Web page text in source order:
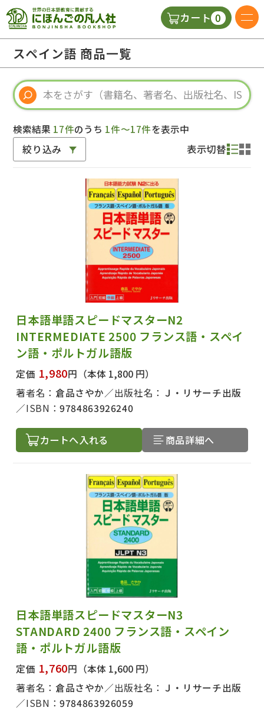
カート 0
視聴覚・補助教材
教師用参考書
スペイン語 商品一覧
検索結果 17件のうち 1件～17件を表示中
絞り込み 表示切替
日本語単語スピードマスターN2
INTERMEDIATE 2500 フランス語・スペイ
ン語・ポルトガル語版
定価 1,980円 （本体 1,800 円）
著者名： 倉品さやか 出版社名： Ｊ・リサーチ出版
ISBN：9784863926240
カートへ入れる 商品詳細へ
日本語単語スピードマスターN3
STANDARD 2400 フランス語・スペイン
語・ポルトガル語版
定価 1,760円 （本体 1,600 円）
著者名： 倉品さやか 出版社名： Ｊ・リサーチ出版
ISBN：9784863926059